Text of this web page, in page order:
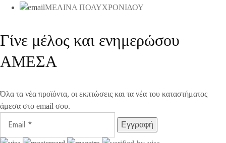
ΜΕΛΙΝΑ ΠΟΛΥΧΡΟΝΙΔΟΥ
Γίνε μέλος και ενημερώσου
ΑΜΕΣΑ
Όλα τα νέα προϊόντα, οι εκπτώσεις και τα νέα του καταστήματος
άμεσα στο email σου.